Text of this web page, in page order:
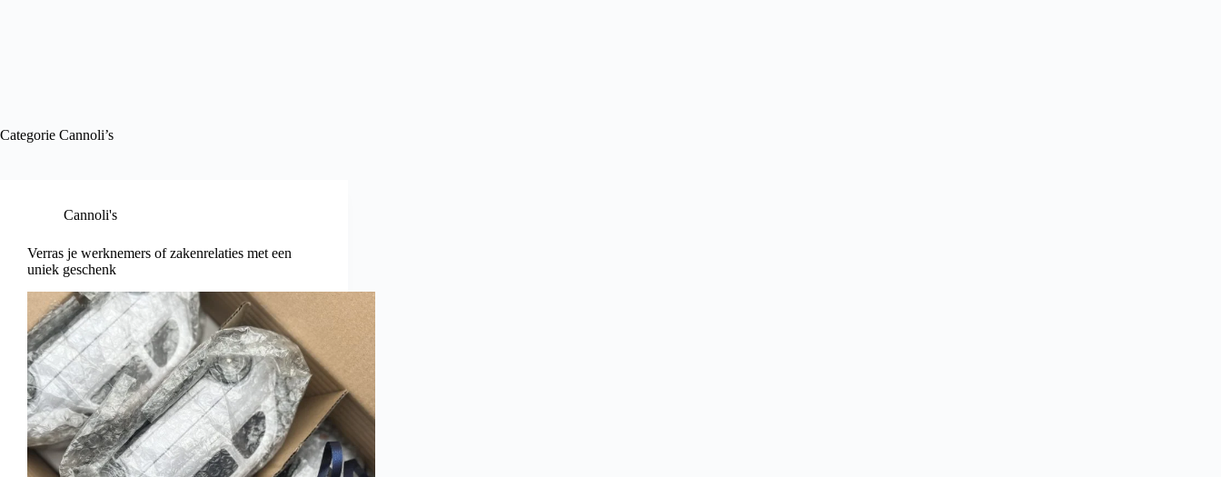
Categorie Cannoli’s
Cannoli's
Verras je werknemers of zakenrelaties met een
uniek geschenk